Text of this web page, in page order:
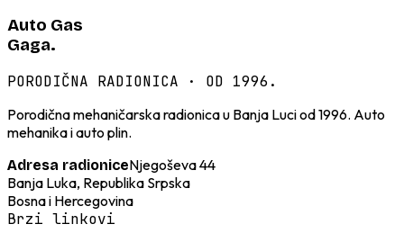
Auto Gas
Gaga.
PORODIČNA RADIONICA · OD 1996.
Porodična mehaničarska radionica u Banja Luci od 1996. Auto
mehanika i auto plin.
Adresa radioniceNjegoševa 44
Banja Luka, Republika Srpska
Bosna i Hercegovina
Brzi linkovi